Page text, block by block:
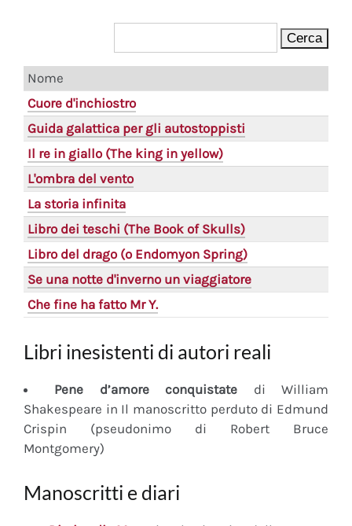
Nome
Cuore d'inchiostro
Guida galattica per gli autostoppisti
Il re in giallo (The king in yellow)
L'ombra del vento
La storia infinita
Libro dei teschi (The Book of Skulls)
Libro del drago (o Endomyon Spring)
Se una notte d'inverno un viaggiatore
Che fine ha fatto Mr Y.
Libri inesistenti di autori reali
Pene d’amore conquistate di William
Shakespeare in Il manoscritto perduto di Edmund
Crispin (pseudonimo di Robert Bruce
Montgomery)
Manoscritti e diari